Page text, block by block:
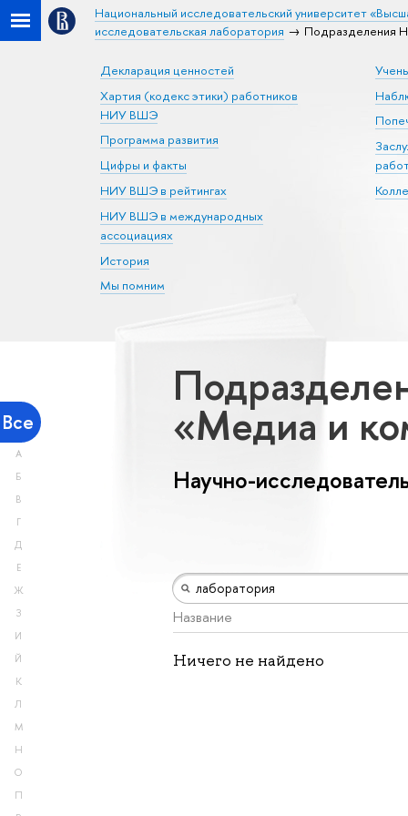
Национальный исследовательский университет
исследовательская лаборатория
Подразделения
Декларация ценностей
Хартия (кодекс этики) работников
НИУ ВШЭ
Программа развития
Цифры и факты
НИУ ВШЭ в рейтингах
НИУ ВШЭ в международных
ассоциациях
История
Мы помним
Все
А
Б
В
Г
Д
Е
Ж
З
И
Й
К
Л
М
Н
О
П
«Медиа и
Научно-
Название
Ничего не найдено